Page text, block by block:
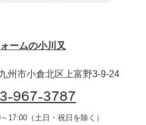
州市小倉北区上富野3-9-24
967-3787
17:00（土日・祝日を除く）